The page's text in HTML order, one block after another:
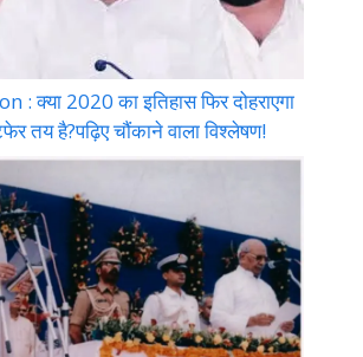
क्या 2020 का इतिहास फिर दोहराएगा
तय है?पढ़िए चौंकाने वाला विश्लेषण!